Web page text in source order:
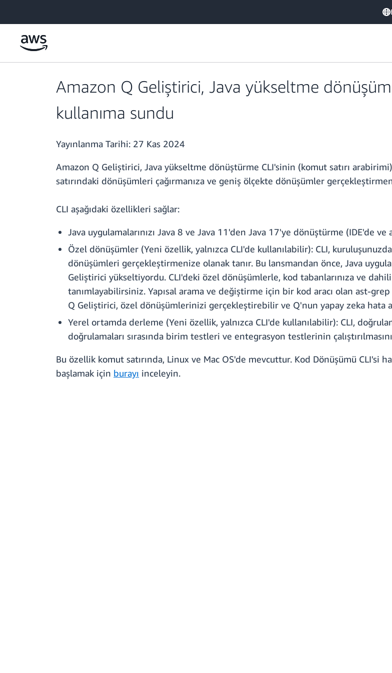
Amazon Q Geliştirici, Java yükseltme
kullanıma sundu
Yayınlanma Tarihi: 27 Kas 2024
Amazon Q Geliştirici, Java yükseltme dönüştürme CLI'sinin (komut satırı
satırındaki dönüşümleri çağırmanıza ve geniş ölçekte dönüşümler
CLI aşağıdaki özellikleri sağlar:
Java uygulamalarınızı Java 8 ve Java 11'den Java 17'ye dönüştürme (IDE'de ve
Özel dönüşümler (Yeni özellik, yalnızca CLI'de kullanılabilir): CLI,
dönüşümleri gerçekleştirmenize olanak tanır. Bu lansmandan önce, Java
Geliştirici yükseltiyordu. CLI'deki özel dönüşümlerle, kod tabanlarınıza ve
tanımlayabilirsiniz. Yapısal arama ve değiştirme için bir kod aracı olan ast-
Q Geliştirici, özel dönüşümlerinizi gerçekleştirebilir ve Q'nun yapay zeka hata
Yerel ortamda derleme (Yeni özellik, yalnızca CLI'de kullanılabilir): CLI,
doğrulamaları sırasında birim testleri ve entegrasyon testlerinin
Bu özellik komut satırında, Linux ve Mac OS'de mevcuttur. Kod Dönüşümü
başlamak için burayı inceleyin.